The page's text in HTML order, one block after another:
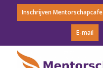
Inschrijven Mentorschapcafe
E-mail